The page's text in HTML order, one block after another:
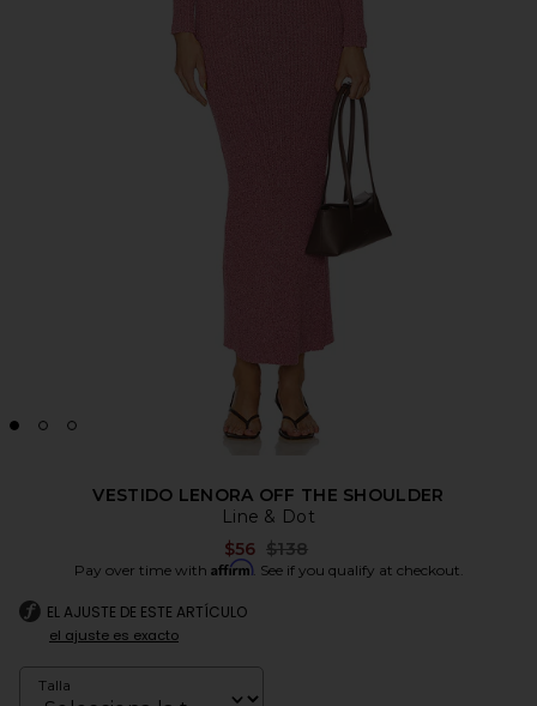
VESTIDO LENORA OFF THE SHOULDER
Line & Dot
$56 Previous price:
$138
Pay over time with Affirm. See if you qualify at checkout.
EL AJUSTE DE ESTE ARTÍCULO
el ajuste es exacto
Talla